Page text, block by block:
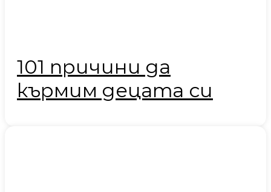
101 причини да
кърмим децата си